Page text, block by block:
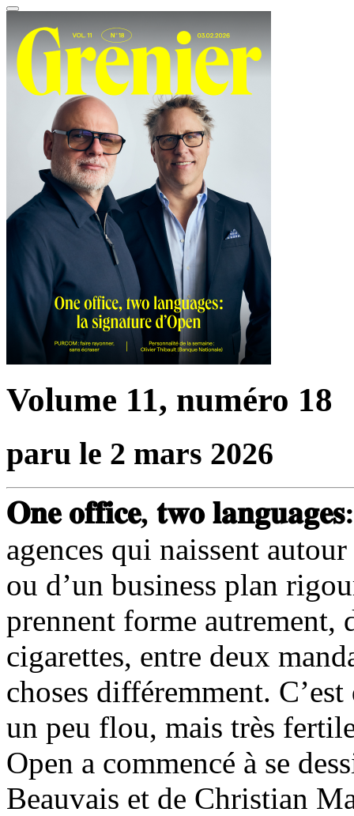
Volume 11, numéro 18
paru le 2 mars 2026
𝐎𝐧𝐞 𝐨𝐟𝐟𝐢𝐜𝐞, 𝐭𝐰𝐨
agences qui naissent
ou d’un business plan
prennent forme autrement,
cigarettes, entre deux
choses différemment. C’est
un peu flou, mais très
Open a commencé à se
Beauvais et de Christian